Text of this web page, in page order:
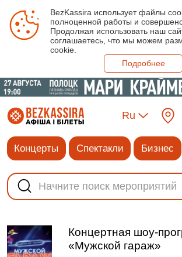
BezKassira использует файлы
полноценной работы и
Продолжая использовать наш
соглашаетесь, что мы можем
cookie.
Подробнее
Ru
Концерты Спектакли Бизнес
Концертная шоу-
«Мужской гараж»